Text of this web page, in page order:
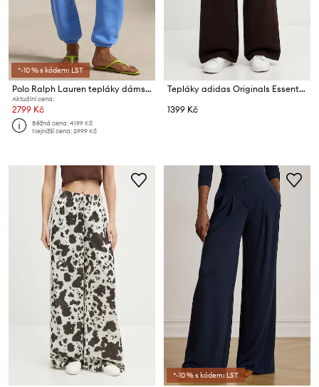
*-10 % s kódem: LST
Polo Ralph Lauren tepláky dámské
Aktuální cena:
2799 Kč
Běžná cena:4199 Kč
Nejnižší cena:2999 Kč
Tepláky adidas Originals Essentials
1399 Kč
*-10 % s kódem: LST